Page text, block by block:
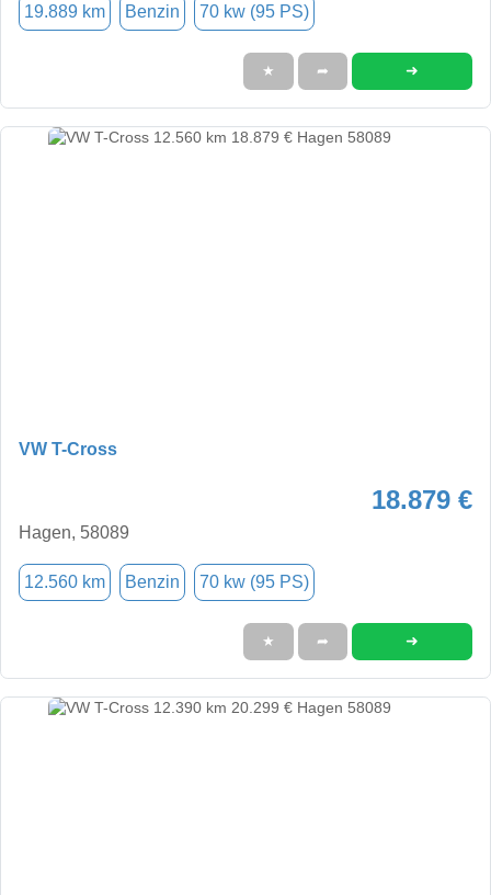
19.889 km Benzin 70 kw (95 PS)
★ ➦ ➜
VW T-Cross
18.879 €
Hagen, 58089
12.560 km Benzin 70 kw (95 PS)
★ ➦ ➜